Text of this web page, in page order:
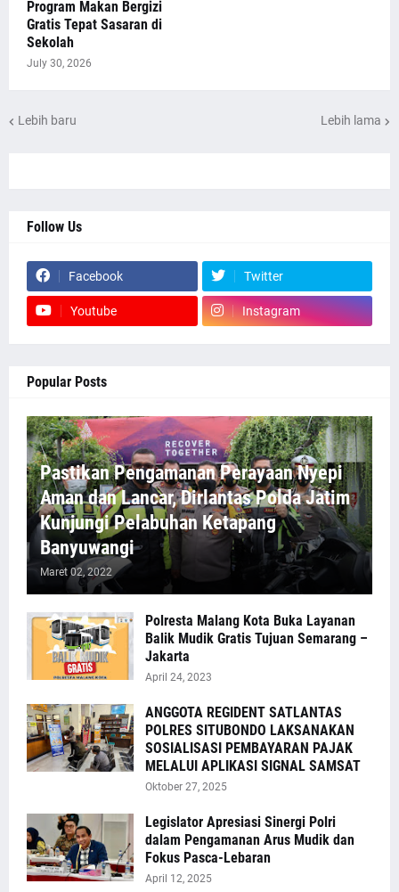
Program Makan Bergizi
Gratis Tepat Sasaran di
Sekolah
July 30, 2026
Lebih baru Lebih lama
Follow Us
Facebook Twitter
Youtube Instagram
Popular Posts
Pastikan Pengamanan Perayaan Nyepi
Aman dan Lancar, Dirlantas Polda Jatim
Kunjungi Pelabuhan Ketapang
Banyuwangi
Maret 02, 2022
Polresta Malang Kota Buka Layanan
Balik Mudik Gratis Tujuan Semarang –
Jakarta
April 24, 2023
ANGGOTA REGIDENT SATLANTAS
POLRES SITUBONDO LAKSANAKAN
SOSIALISASI PEMBAYARAN PAJAK
MELALUI APLIKASI SIGNAL SAMSAT
Oktober 27, 2025
Legislator Apresiasi Sinergi Polri
dalam Pengamanan Arus Mudik dan
Fokus Pasca-Lebaran
April 12, 2025